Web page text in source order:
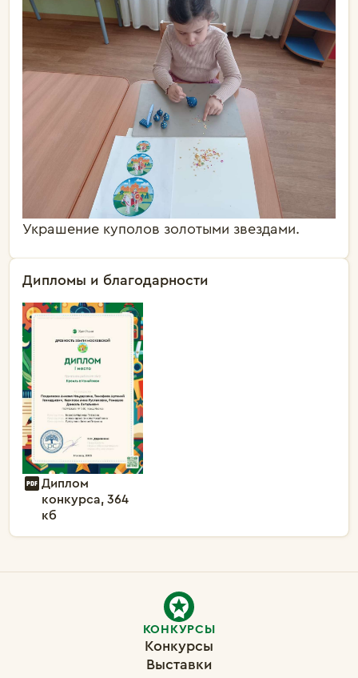
Украшение куполов золотыми звездами.
Дипломы и благодарности
Диплом
конкурса, 364
кб
КОНКУРСЫ
Конкурсы
Выставки